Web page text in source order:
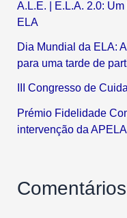
A.L.E. | E.L.A. 2.0:
ELA
Dia Mundial da ELA:
para uma tarde de
III Congresso de
Prémio Fidelidade
intervenção da